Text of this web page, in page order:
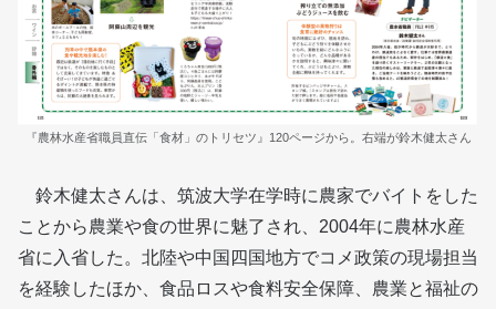
『農林水産省職員直伝「食材」のトリセツ』120ページから。右端が鈴木健太さん
鈴木健太さんは、筑波大学在学時に農家でバイトをした
ことから農業や食の世界に魅了され、2004年に農林水産
省に入省した。北陸や中国四国地方でコメ政策の現場担当
を経験したほか、食品ロスや食料安全保障、農業と福祉の